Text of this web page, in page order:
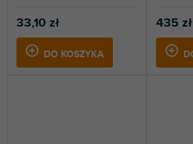
33,10 zł
DO KOSZYKA
435 zł